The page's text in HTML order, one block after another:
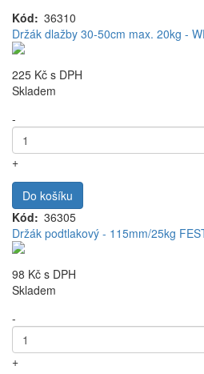
Kód
36310
Držák dlažby 30-50cm max. 20kg -
225 Kč s DPH
Skladem
-
+
Do košíku
Kód
36305
Držák podtlakový - 115mm/25kg
98 Kč s DPH
Skladem
-
+